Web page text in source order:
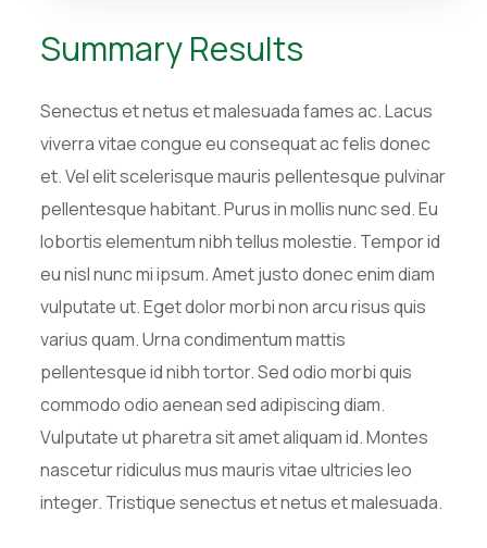
Summary Results
Senectus et netus et malesuada fames ac. Lacus
viverra vitae congue eu consequat ac felis donec
et. Vel elit scelerisque mauris pellentesque pulvinar
pellentesque habitant. Purus in mollis nunc sed. Eu
lobortis elementum nibh tellus molestie. Tempor id
eu nisl nunc mi ipsum. Amet justo donec enim diam
vulputate ut. Eget dolor morbi non arcu risus quis
varius quam. Urna condimentum mattis
pellentesque id nibh tortor. Sed odio morbi quis
commodo odio aenean sed adipiscing diam.
Vulputate ut pharetra sit amet aliquam id. Montes
nascetur ridiculus mus mauris vitae ultricies leo
integer. Tristique senectus et netus et malesuada.